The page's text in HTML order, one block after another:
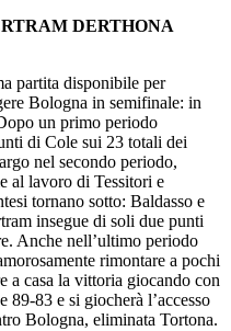
DERTHONA
partita disponibile per
Bologna in semifinale: in
un primo periodo
di Cole sui 23 totali dei
nel secondo periodo,
al lavoro di Tessitori e
tornano sotto: Baldasso e
insegue di soli due punti
Anche nell’ultimo periodo
rimontare a pochi
a casa la vittoria giocando con
83 e si giocherà l’accesso
Bologna, eliminata Tortona.